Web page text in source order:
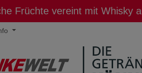
Früchte vereint mit Whisky